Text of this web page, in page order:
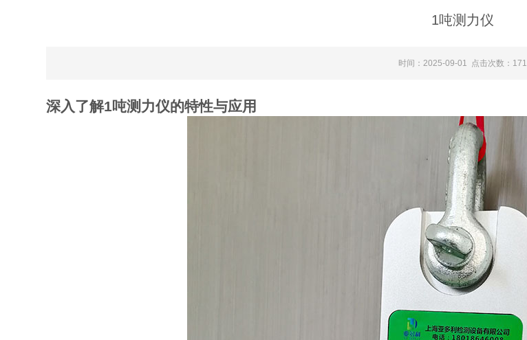
1吨测力仪
时间：2025-09-01 点击次数：171
深入了解1吨测力仪的特性与应用